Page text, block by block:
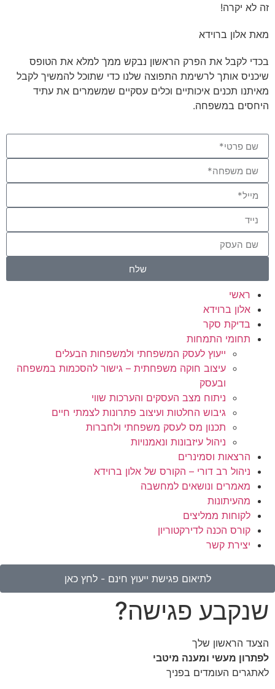
זה לא יקרה!
מאת אלון ברוידא
בכדי לקבל את הפרק הראשון נבקש ממך למלא את הטופס
שיכניס אותך לרשימת התפוצה שלנו כדי שתוכל להמשיך לקבל
מאיתנו תכנים איכותיים וכלים עסקיים שמשמרים את עתיד
היחסים במשפחה.
שלח
ראשי
אלון ברוידא
בדיקת סקר
תחומי התמחות
ייעוץ לעסק המשפחתי ולמשפחות הבעלים
עיצוב חוקה משפחתית – גישור להסכמות במשפחה
ובעסק
ניתוח מצב העסקים והערכות שווי
גיבוש החלטות ועיצוב פתרונות לצמתי חיים
תכנון מס לעסק משפחתי ולחברות
ניהול עיזבונות ונאמנויות
הרצאות וסמינרים
ניהול רב דורי – הקורס של אלון ברוידא
מאמרים ונושאים למחשבה
מהעיתונות
לקוחות ממליצים
קורס הכנה לדירקטוריון
יצירת קשר
לתיאום פגישת ייעוץ חינם - לחץ כאן
שנקבע פגישה?
הצעד הראשון שלך
לפתרון מעשי ומענה מיטבי
לאתגרים העומדים בפניך